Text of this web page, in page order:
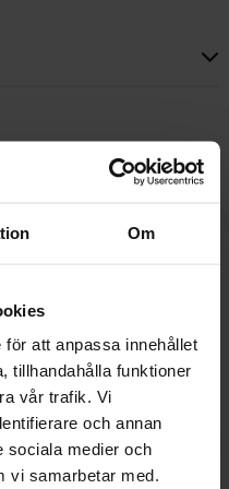
Om
att anpassa innehållet
tillhandahålla funktioner
vår trafik. Vi
och annan
sociala medier och
vi samarbetar med.
er 59.90 kr (2026-08-07)